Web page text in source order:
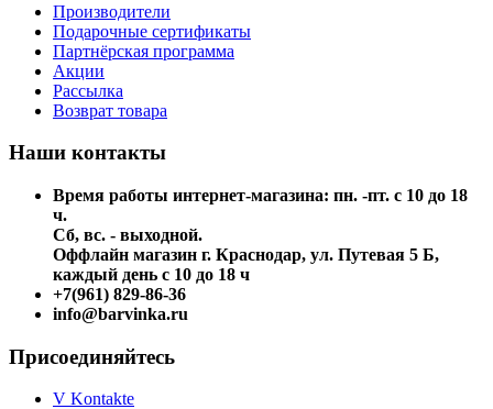
Производители
Подарочные сертификаты
Партнёрская программа
Акции
Рассылка
Возврат товара
Наши контакты
Время работы интернет-магазина: пн. -пт. с 10 до 18
ч.
Сб, вс. - выходной.
Оффлайн магазин г. Краснодар, ул. Путевая 5 Б,
каждый день с 10 до 18 ч
+7(961) 829-86-36
info@barvinka.ru
Присоединяйтесь
V Kontakte